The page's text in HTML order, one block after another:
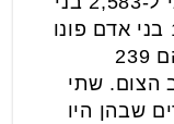
אדם ברחבי הארץ, מתוכם 1,838 בני אדם פונו
להמשך טיפול בבתי החולים, מהם 239
הצום. שתי
שבהן היו